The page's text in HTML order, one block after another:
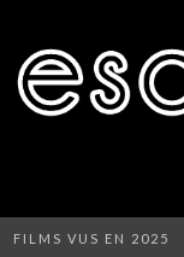
FILMS VUS EN 2025